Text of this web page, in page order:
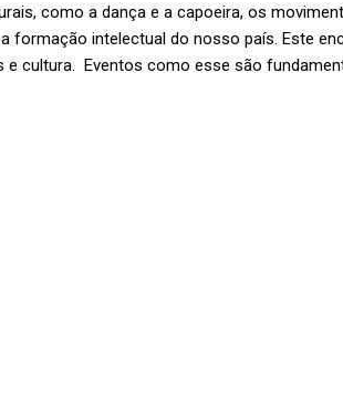
como a dança e a capoeira, os
formação intelectual do nosso país. Este
cultura. Eventos como esse são